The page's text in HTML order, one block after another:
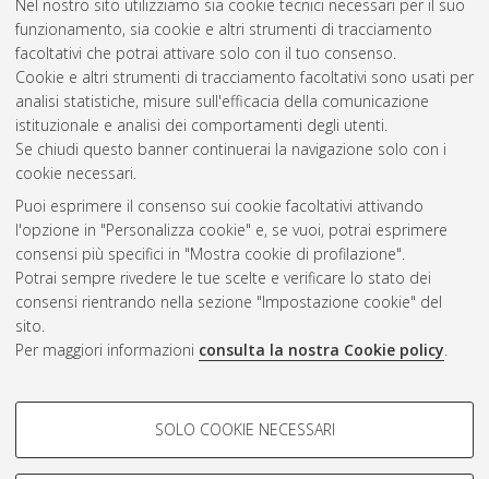
Nel nostro sito utilizziamo sia cookie tecnici necessari per il suo
funzionamento, sia cookie e altri strumenti di tracciamento
facoltativi che potrai attivare solo con il tuo consenso.
Cookie e altri strumenti di tracciamento facoltativi sono usati per
analisi statistiche, misure sull'efficacia della comunicazione
istituzionale e analisi dei comportamenti degli utenti.
Se chiudi questo banner continuerai la navigazione solo con i
cookie necessari.
Puoi esprimere il consenso sui cookie facoltativi attivando
l'opzione in "Personalizza cookie" e, se vuoi, potrai esprimere
consensi più specifici in "Mostra cookie di profilazione".
Potrai sempre rivedere le tue scelte e verificare lo stato dei
consensi rientrando nella sezione "Impostazione cookie" del
sito.
Per maggiori informazioni consulta la nostra Cookie policy.
COOKIE DI PROFILAZIONE -
SOLO COOKIE NECESSARI
Gestione del documento:
Atom
Rss 1.0
Rss 2.0
ISSN: 2038-7946
Impostazioni Cookie
Informativa sulla privacy
Condizioni d’uso del sito